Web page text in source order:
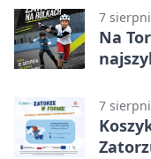
7
Na
7